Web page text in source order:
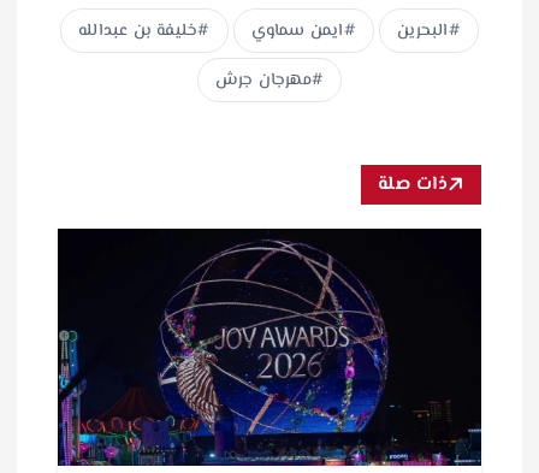
البحرين ايمن سماوي
خليفة بن عبدالله
مهرجان جرش
ذات صلة